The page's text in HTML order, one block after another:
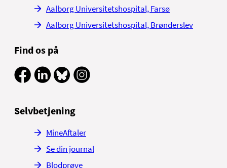
Aalborg Universitetshospital, Farsø
Aalborg Universitetshospital, Brønderslev
Find os på
Selvbetjening
MineAftaler
Se din journal
Blodprøve